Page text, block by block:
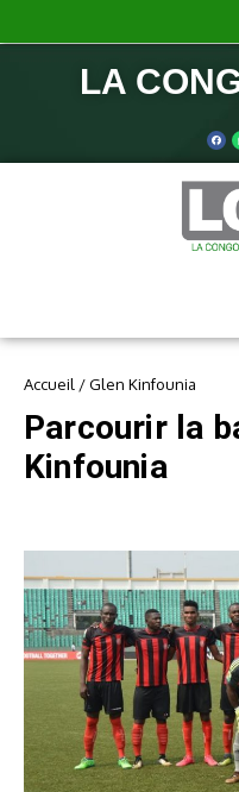
LA
Accueil /Glen Kinfounia
Parcourir la
Kinfounia